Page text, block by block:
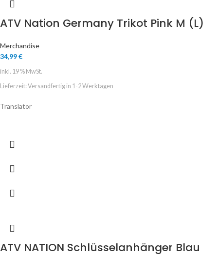
ATV Nation Germany Trikot Pink M (L)
Merchandise
34,99€
inkl. 19 % MwSt.
Lieferzeit: Versandfertig in 1-2 Werktagen
Translator
ATV NATION Schlüsselanhänger Blau